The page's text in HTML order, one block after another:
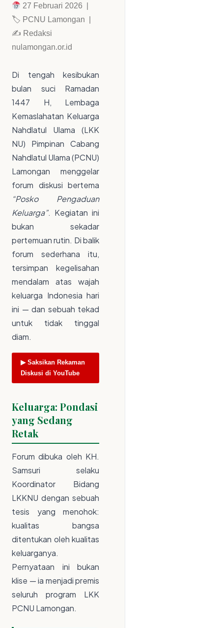
27 Februari 2026 |
🏷 PCNU Lamongan |
✍ Redaksi
nulamongan.or.id
Di tengah kesibukan
bulan suci Ramadan
1447 H, Lembaga
Kemaslahatan Keluarga
Nahdlatul Ulama (LKK
NU) Pimpinan Cabang
Nahdlatul Ulama (PCNU)
Lamongan menggelar
forum diskusi bertema
“Posko Pengaduan
Keluarga”. Kegiatan ini
bukan sekadar
pertemuan rutin. Di balik
forum sederhana itu,
tersimpan kegelisahan
mendalam atas wajah
keluarga Indonesia hari
ini — dan sebuah tekad
untuk tidak tinggal
diam.
▶ Saksikan Rekaman
Diskusi di YouTube
Keluarga: Pondasi
yang Sedang
Retak
Forum dibuka oleh KH.
Samsuri selaku
Koordinator Bidang
LKKNU dengan sebuah
tesis yang menohok:
kualitas bangsa
ditentukan oleh kualitas
keluarganya.
Pernyataan ini bukan
klise — ia menjadi premis
seluruh program LKK
PCNU Lamongan.